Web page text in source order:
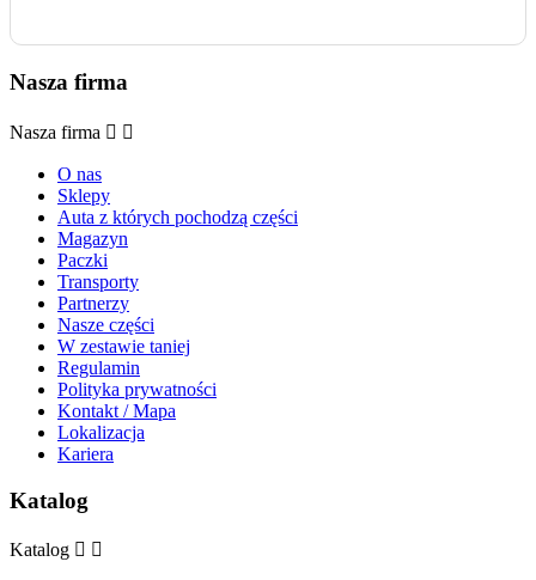
Nasza firma
Nasza firma  
O nas
Sklepy
Auta z których pochodzą części
Magazyn
Paczki
Transporty
Partnerzy
Nasze części
W zestawie taniej
Regulamin
Polityka prywatności
Kontakt / Mapa
Lokalizacja
Kariera
Katalog
Katalog  